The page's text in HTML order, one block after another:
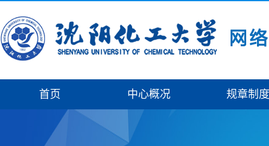
首页 中心概况 规章制度